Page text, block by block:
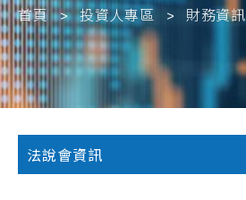
首頁 投資人專區 財務資訊
法說會資訊